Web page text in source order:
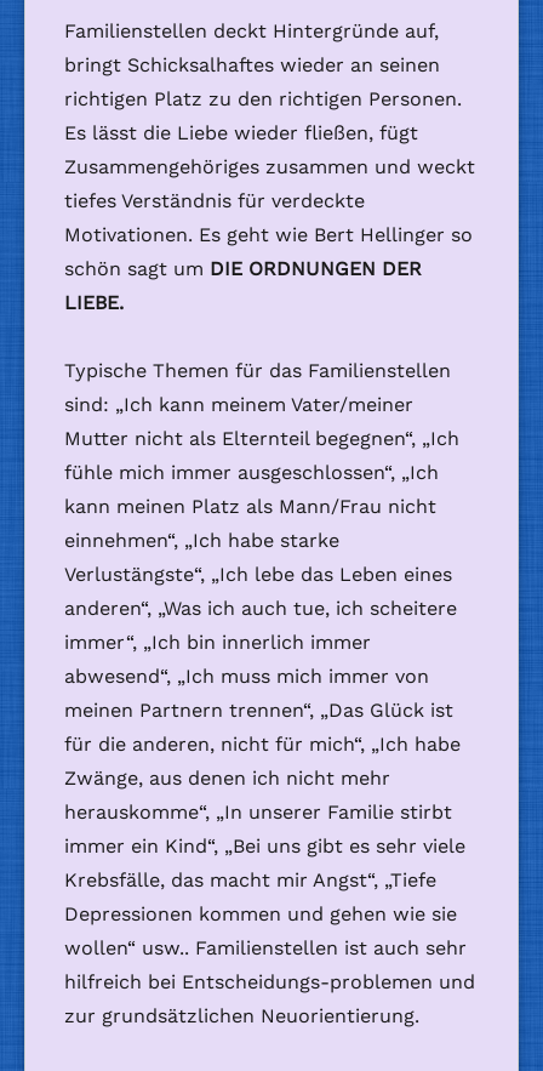
Familienstellen deckt Hintergründe auf,
bringt Schicksalhaftes wieder an seinen
richtigen Platz zu den richtigen Personen.
Es lässt die Liebe wieder fließen, fügt
Zusammengehöriges zusammen und weckt
tiefes Verständnis für verdeckte
Motivationen. Es geht wie Bert Hellinger so
schön sagt um DIE ORDNUNGEN DER
LIEBE.
Typische Themen für das Familienstellen
sind: „Ich kann meinem Vater/meiner
Mutter nicht als Elternteil begegnen“, „Ich
fühle mich immer ausgeschlossen“, „Ich
kann meinen Platz als Mann/Frau nicht
einnehmen“, „Ich habe starke
Verlustängste“, „Ich lebe das Leben eines
anderen“, „Was ich auch tue, ich scheitere
immer“, „Ich bin innerlich immer
abwesend“, „Ich muss mich immer von
meinen Partnern trennen“, „Das Glück ist
für die anderen, nicht für mich“, „Ich habe
Zwänge, aus denen ich nicht mehr
herauskomme“, „In unserer Familie stirbt
immer ein Kind“, „Bei uns gibt es sehr viele
Krebsfälle, das macht mir Angst“, „Tiefe
Depressionen kommen und gehen wie sie
wollen“ usw.. Familienstellen ist auch sehr
hilfreich bei Entscheidungs-problemen und
zur grundsätzlichen Neuorientierung.